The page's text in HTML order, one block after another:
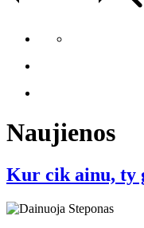
Naujienos
Kur cik ainu, ty